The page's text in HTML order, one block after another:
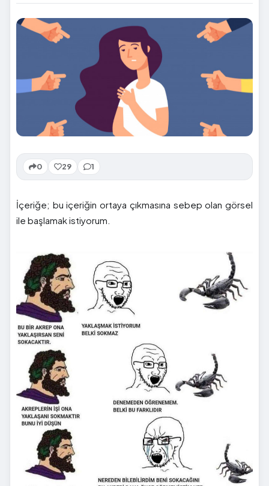
0 29 1
İçeriğe; bu içeriğin ortaya çıkmasına sebep olan görsel
ile başlamak istiyorum.